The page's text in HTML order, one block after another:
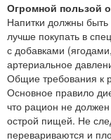
Огромной пользой
Напитки должны
лучше покупать в
с добавками
артериальное
Общие требования к
Основное правило
что рацион не
острой пищей. Не
перевариваются и